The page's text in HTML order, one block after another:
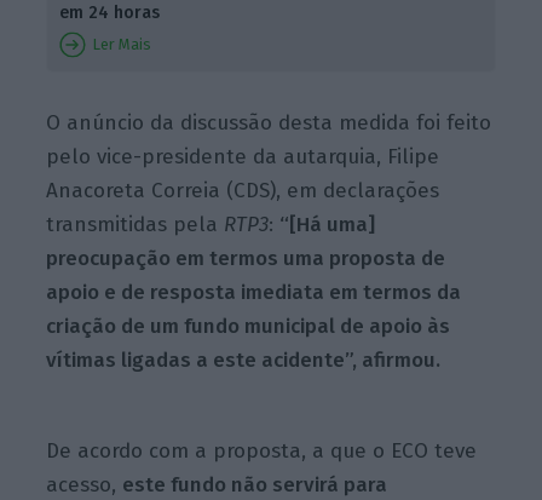
em 24 horas
Ler Mais
O anúncio da discussão desta medida foi feito
pelo vice-presidente da autarquia, Filipe
Anacoreta Correia (CDS), em declarações
transmitidas pela RTP3: “[Há uma]
preocupação em termos uma proposta de
apoio e de resposta imediata em termos da
criação de um fundo municipal de apoio às
vítimas ligadas a este acidente”, afirmou.
De acordo com a proposta, a que o ECO teve
acesso, este fundo não servirá para